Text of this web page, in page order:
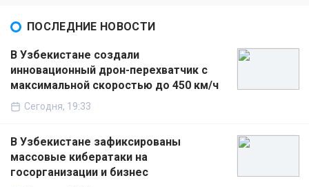
ПОСЛЕДНИЕ НОВОСТИ
В Узбекистане создали
инновационный дрон-перехватчик с
максимальной скоростью до 450 км/ч
Сегодня, 19:33
В Узбекистане зафиксированы
массовые кибератаки на
госорганизации и бизнес